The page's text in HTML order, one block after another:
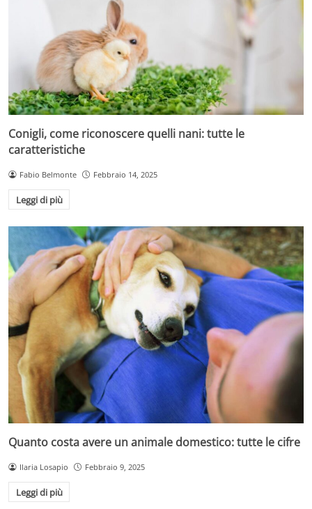
Conigli, come riconoscere quelli nani: tutte le
caratteristiche
Fabio Belmonte Febbraio 14, 2025
Leggi di più
Quanto costa avere un animale domestico: tutte le cifre
Ilaria Losapio Febbraio 9, 2025
Leggi di più